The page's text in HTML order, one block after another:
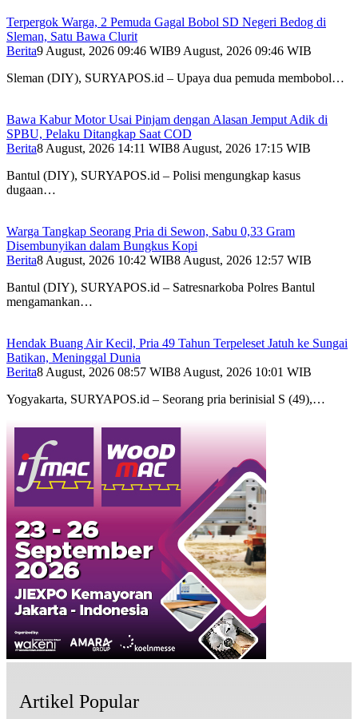
Terpergok Warga, 2 Pemuda Gagal Bobol SD Negeri Bedog di
Sleman, Satu Bawa Clurit
Berita9 August, 2026 09:46 WIB9 August, 2026 09:46 WIB
Sleman (DIY), SURYAPOS.id – Upaya dua pemuda membobol…
Bawa Kabur Motor Usai Pinjam dengan Alasan Jemput Adik di
SPBU, Pelaku Ditangkap Saat COD
Berita8 August, 2026 14:11 WIB8 August, 2026 17:15 WIB
Bantul (DIY), SURYAPOS.id – Polisi mengungkap kasus
dugaan…
Warga Tangkap Seorang Pria di Sewon, Sabu 0,33 Gram
Disembunyikan dalam Bungkus Kopi
Berita8 August, 2026 10:42 WIB8 August, 2026 12:57 WIB
Bantul (DIY), SURYAPOS.id – Satresnarkoba Polres Bantul
mengamankan…
Hendak Buang Air Kecil, Pria 49 Tahun Terpeleset Jatuh ke Sungai
Batikan, Meninggal Dunia
Berita8 August, 2026 08:57 WIB8 August, 2026 10:01 WIB
Yogyakarta, SURYAPOS.id – Seorang pria berinisial S (49),…
Artikel Popular